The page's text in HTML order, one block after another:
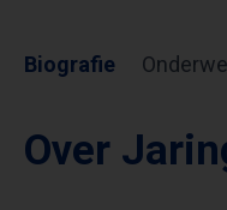
Biografie
Over